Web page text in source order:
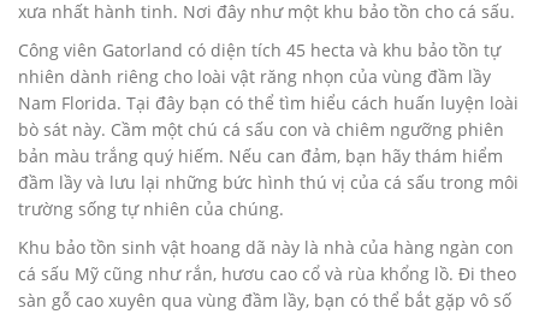
xưa nhất hành tinh. Nơi đây như một khu bảo tồn cho cá sấu.
Công viên Gatorland có diện tích 45 hecta và khu bảo tồn tự
nhiên dành riêng cho loài vật răng nhọn của vùng đầm lầy
Nam Florida. Tại đây bạn có thể tìm hiểu cách huấn luyện loài
bò sát này. Cầm một chú cá sấu con và chiêm ngưỡng phiên
bản màu trắng quý hiếm. Nếu can đảm, bạn hãy thám hiểm
đầm lầy và lưu lại những bức hình thú vị của cá sấu trong môi
trường sống tự nhiên của chúng.
Khu bảo tồn sinh vật hoang dã này là nhà của hàng ngàn con
cá sấu Mỹ cũng như rắn, hươu cao cổ và rùa khổng lồ. Đi theo
sàn gỗ cao xuyên qua vùng đầm lầy, bạn có thể bắt gặp vô số